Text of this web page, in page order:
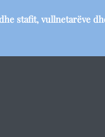
stafit, vullnetarëve